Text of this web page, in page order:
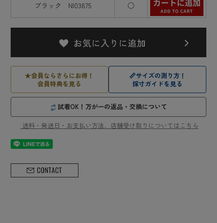
ブラック NI03875
○
★会員ならさらにお得！
会員特典を見る
📏サイズの測り方！
採寸ガイドを見る
試着OK！万が一の返品・交換について
送料・発送日・お支払い方法、店舗受け取りについてはこちら